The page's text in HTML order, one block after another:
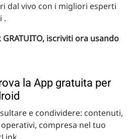
dal vivo con i migliori esperti
.
iscriviti ora usando
la App gratuita per
e condividere: contenuti,
compresa nel tuo